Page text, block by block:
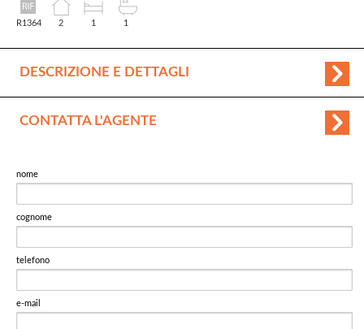
R1364 2 1 1
DESCRIZIONE E DETTAGLI
CONTATTA L'AGENTE
nome
cognome
telefono
e-mail